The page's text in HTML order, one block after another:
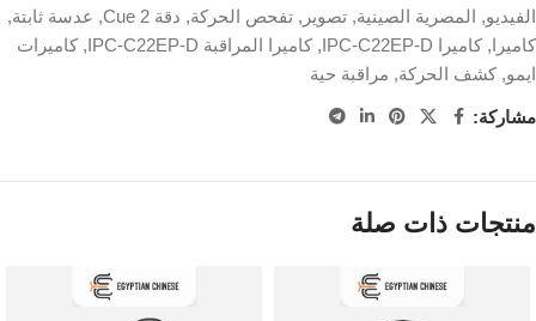
الفيديو, المصرية الصينية, تصوير , تفحص الحركة, دقة Cue 2 , عدسة ثابتة,
كاميرا, كاميرا IPC-C22EP-D , كاميرا المراقبة IPC-C22EP-D , كاميرات
ايمو, كشف الحركة, مراقبة حية
مشاركة:
منتجات ذات صلة